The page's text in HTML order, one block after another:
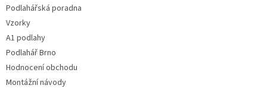
Podlahářská poradna
Vzorky
A1 podlahy
Podlahář Brno
Hodnocení obchodu
Montážní návody